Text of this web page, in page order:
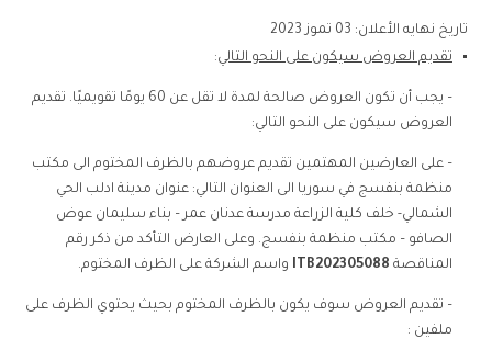
تاريخ نهايه الأعلان: 03 تموز 2023
تقديم العروض سيكون على النحو التالي:
– يجب أن تكون العروض صالحة لمدة لا تقل عن 60 يومًا تقويميًا. تقديم
العروض سيكون على النحو التالي:
– على العارضين المهتمين تقديم عروضهم بالظرف المختوم الى مكتب
منظمة بنفسج في سوريا الى العنوان التالي: عنوان مدينة ادلب الحي
الشمالي- خلف كلية الزراعة مدرسة عدنان عمر – بناء سليمان عوض
الصافو – مكتب منظمة بنفسج. وعلى العارض التأكد من ذكر رقم
المناقصة ITB202305088 واسم الشركة على الظرف المختوم.
– تقديم العروض سوف يكون بالظرف المختوم بحيث يحتوي الظرف على
ملفين :